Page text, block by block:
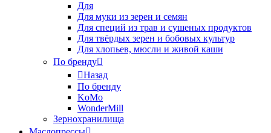
Для
Для муки из зерен и семян
Для специй из трав и сушеных продуктов
Для твёрдых зерен и бобовых культур
Для хлопьев, мюсли и живой каши
По бренду
Назад
По бренду
KoMo
WonderMill
Зернохранилища